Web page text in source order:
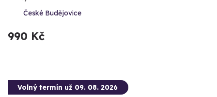
České Budějovice
990 Kč
Volný termín už 09. 08. 2026